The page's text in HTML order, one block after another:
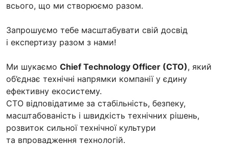
всього, що ми створюємо разом.
Запрошуємо тебе масштабувати свій досвід
і експертизу разом з нами!
Ми шукаємо Chief Technology Officer (CTO), який
об’єднає технічні напрямки компанії у єдину
ефективну екосистему.
СТО відповідатиме за стабільність, безпеку,
масштабованість і швидкість технічних рішень,
розвиток сильної технічної культури
та впровадження технологій.